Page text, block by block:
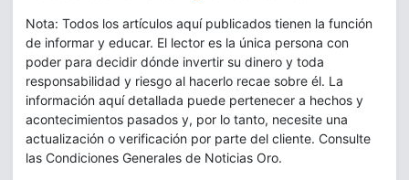
Nota: Todos los artículos aquí publicados tienen la función
de informar y educar. El lector es la única persona con
poder para decidir dónde invertir su dinero y toda
responsabilidad y riesgo al hacerlo recae sobre él. La
información aquí detallada puede pertenecer a hechos y
acontecimientos pasados y, por lo tanto, necesite una
actualización o verificación por parte del cliente. Consulte
las Condiciones Generales de Noticias Oro.